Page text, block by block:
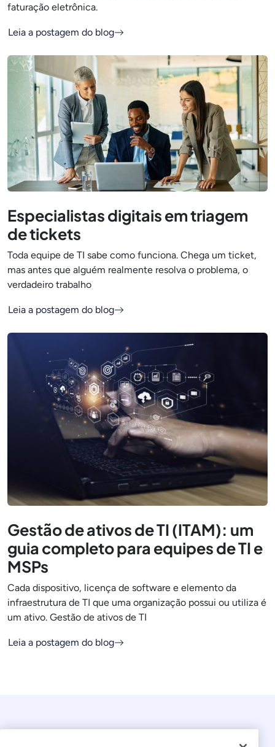
faturação eletrônica.
Leia a postagem do blog
Especialistas digitais em triagem
de tickets
Toda equipe de TI sabe como funciona. Chega um ticket,
mas antes que alguém realmente resolva o problema, o
verdadeiro trabalho
Leia a postagem do blog
Gestão de ativos de TI (ITAM): um
guia completo para equipes de TI e
MSPs
Cada dispositivo, licença de software e elemento da
infraestrutura de TI que uma organização possui ou utiliza é
um ativo. Gestão de ativos de TI
Leia a postagem do blog